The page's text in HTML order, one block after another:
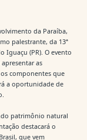
da Paraíba,
palestrante, da 13ª
Iguaçu (PR). O evento
as
componentes que
a oportunidade de
patrimônio natural
destacará o
que vem